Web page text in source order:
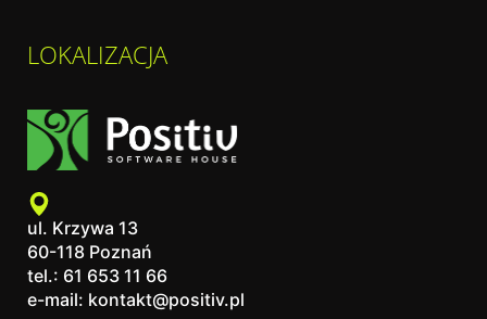
LOKALIZACJA
ul. Krzywa 13
60-118 Poznań
tel.: 61 653 11 66
e-mail: kontakt@positiv.pl